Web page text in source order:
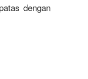
dengan